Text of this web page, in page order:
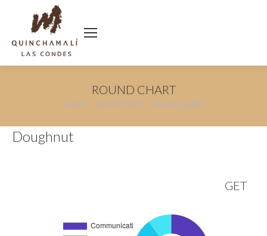
ROUND CHART
You are here:
HOME SHORTCODES ROUND CHART
Doughnut
GET